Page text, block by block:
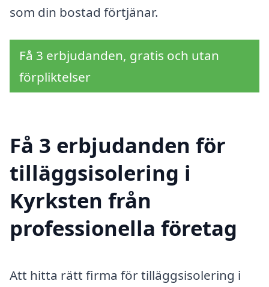
som din bostad förtjänar.
Få 3 erbjudanden, gratis och utan
förpliktelser
Få 3 erbjudanden för
tilläggsisolering i
Kyrksten från
professionella företag
Att hitta rätt firma för tilläggsisolering i